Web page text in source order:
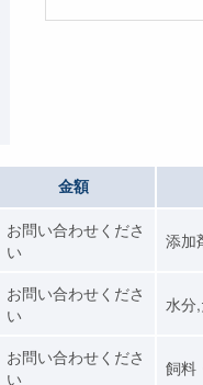
金額
お問い合わせくださ
い
添加
お問い合わせくださ
い
水分
お問い合わせくださ
い
飼料